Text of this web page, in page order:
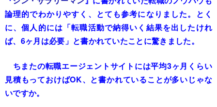
論理的でわかりやすく、とても参考になりました。とく
に、個人的には「転職活動で納得いく結果を出したけれ
ば、6ヶ月は必要」と書かれていたことに驚きました。
ちまたの転職エージェントサイトには平均3ヶ月くらい
見積もっておけばOK、と書かれていることが多いじゃな
いですか。